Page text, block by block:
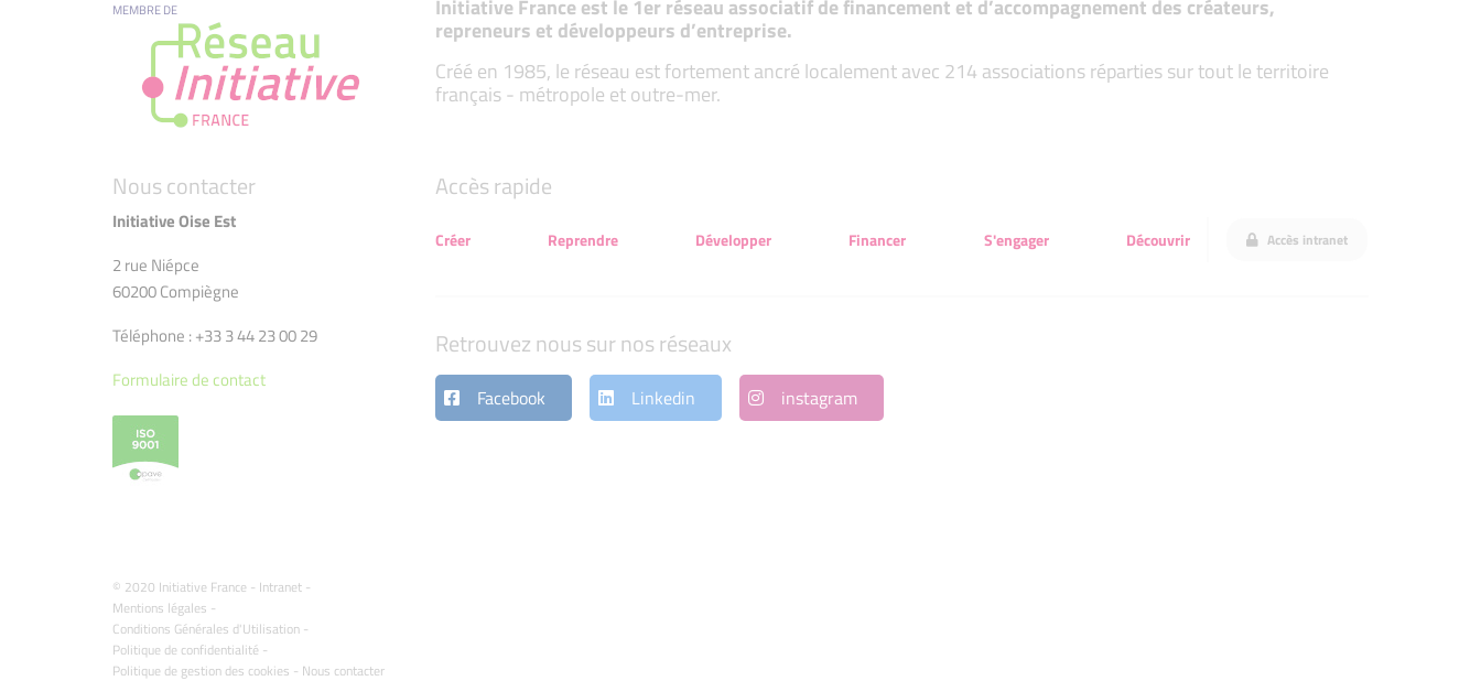
MEMBRE DE Initiative France est le 1er réseau associatif de financement et d’accompagnement des créateurs,
repreneurs et développeurs d’entreprise.
Créé en 1985, le réseau est fortement ancré localement avec 214 associations réparties sur tout le territoire
français - métropole et outre-mer.
Nous contacter
Initiative Oise Est
2 rue Niépce
60200 Compiègne
Téléphone : +33 3 44 23 00 29
Formulaire de contact
© 2020 Initiative France - Intranet -
Mentions légales -
Conditions Générales d'Utilisation -
Politique de confidentialité -
Politique de gestion des cookies - Nous contacter
Accès rapide
Créer Reprendre Développer Financer S'engager Découvrir Accès intranet
Retrouvez nous sur nos réseaux
Facebook Linkedin instagram